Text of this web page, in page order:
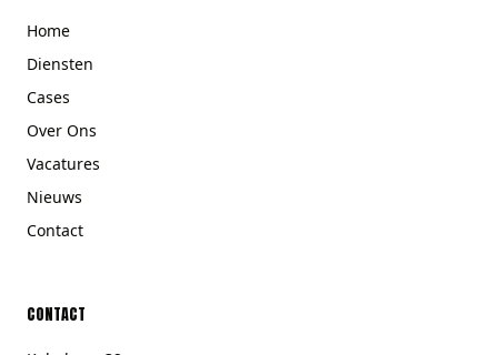
Home
Diensten
Cases
Over Ons
Vacatures
Nieuws
Contact
CONTACT